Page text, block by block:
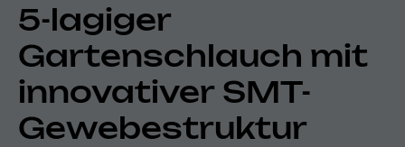
5-lagiger
Gartenschlauch mit
innovativer SMT-
Gewebestruktur